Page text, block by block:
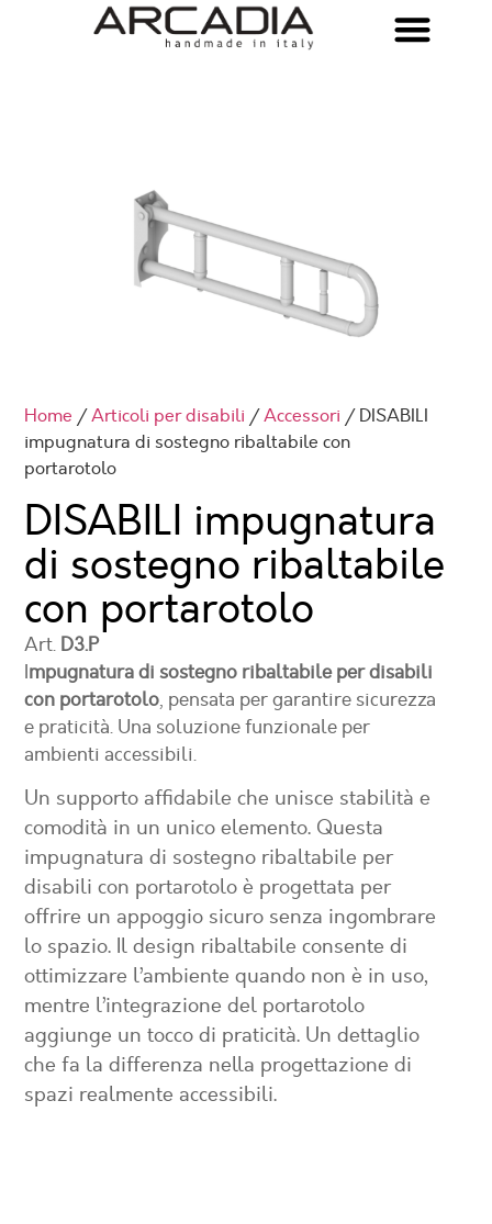
Home /Articoli per disabili /Accessori / DISABILI
impugnatura di sostegno ribaltabile con
portarotolo
DISABILI impugnatura
di sostegno ribaltabile
con portarotolo
Art. D3.P
Impugnatura di sostegno ribaltabile per disabili
con portarotolo, pensata per garantire sicurezza
e praticità. Una soluzione funzionale per
ambienti accessibili.
Un supporto affidabile che unisce stabilità e
comodità in un unico elemento. Questa
impugnatura di sostegno ribaltabile per
disabili con portarotolo è progettata per
offrire un appoggio sicuro senza ingombrare
lo spazio. Il design ribaltabile consente di
ottimizzare l’ambiente quando non è in uso,
mentre l’integrazione del portarotolo
aggiunge un tocco di praticità. Un dettaglio
che fa la differenza nella progettazione di
spazi realmente accessibili.